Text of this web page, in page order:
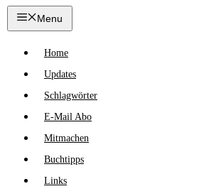
Zum
Inhalt
Menu
Home
Updates
Schlagwörter
E-Mail Abo
Mitmachen
Buchtipps
Links